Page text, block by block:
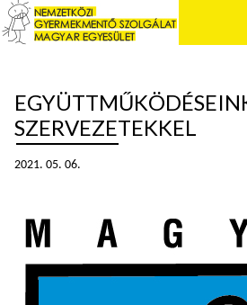
SZERVEZETEKKEL
2021. 05. 06.